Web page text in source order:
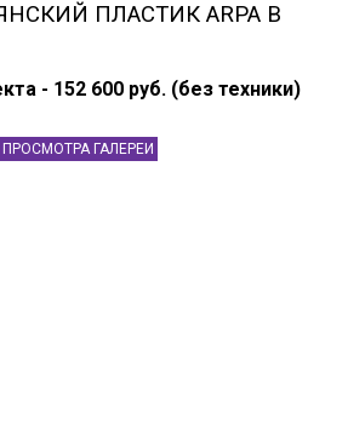
ПЛАСТИК ARPA В
- 152 600 руб. (без техники)
ГАЛЕРЕИ